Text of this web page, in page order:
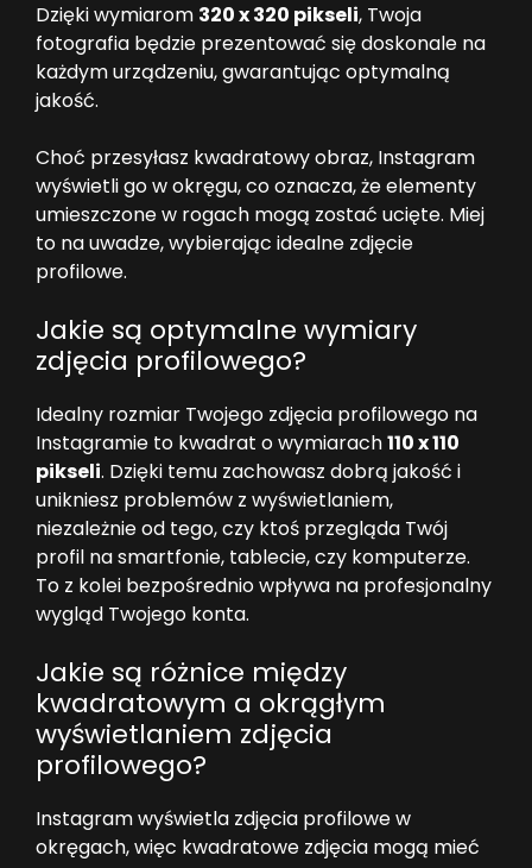
Dzięki wymiarom 320 x 320 pikseli, Twoja
fotografia będzie prezentować się doskonale na
każdym urządzeniu, gwarantując optymalną
jakość.
Choć przesyłasz kwadratowy obraz, Instagram
wyświetli go w okręgu, co oznacza, że elementy
umieszczone w rogach mogą zostać ucięte. Miej
to na uwadze, wybierając idealne zdjęcie
profilowe.
Jakie są optymalne wymiary
zdjęcia profilowego?
Idealny rozmiar Twojego zdjęcia profilowego na
Instagramie to kwadrat o wymiarach110 x 110
pikseli. Dzięki temu zachowasz dobrą jakość i
unikniesz problemów z wyświetlaniem,
niezależnie od tego, czy ktoś przegląda Twój
profil na smartfonie, tablecie, czy komputerze.
To z kolei bezpośrednio wpływa na profesjonalny
wygląd Twojego konta.
Jakie są różnice między
kwadratowym a okrągłym
wyświetlaniem zdjęcia
profilowego?
Instagram wyświetla zdjęcia profilowe w
okręgach, więc kwadratowe zdjęcia mogą mieć